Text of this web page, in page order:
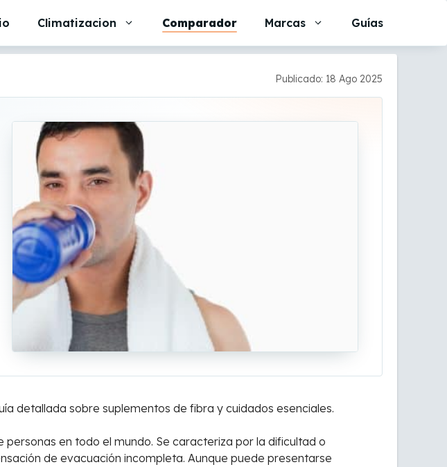
Climatizacion Comparador Marcas Guías
Publicado: 18 Ago 2025
detallada sobre suplementos de fibra y cuidados esenciales.
en todo el mundo. Se caracteriza por la dificultad o
de evacuación incompleta. Aunque puede presentarse